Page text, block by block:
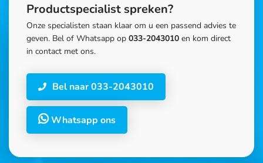
Productspecialist spreken?
Onze specialisten staan klaar om u een passend advies te
geven. Bel of Whatsapp op 033-2043010 en kom direct
in contact met ons.
Bel naar 033-2043010
Whatsapp ons